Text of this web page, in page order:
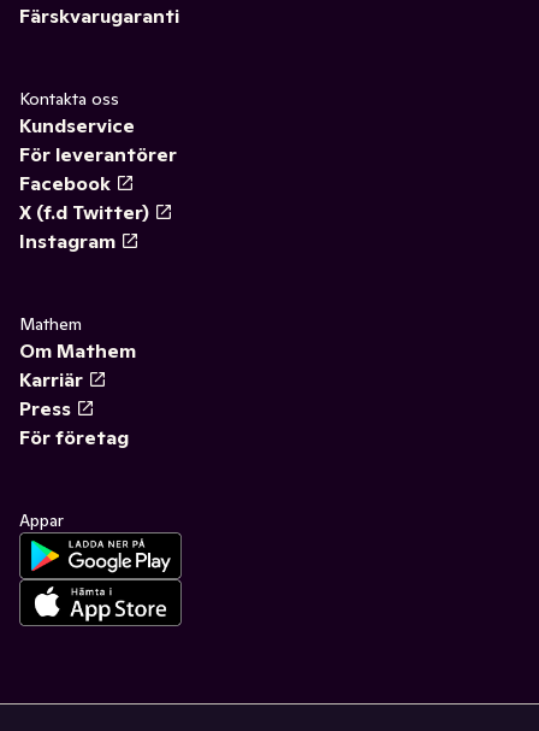
Färskvarugaranti
Kontakta oss
Kundservice
För leverantörer
Facebook
X (f.d Twitter)
Instagram
Mathem
Om Mathem
Karriär
Press
För företag
Appar